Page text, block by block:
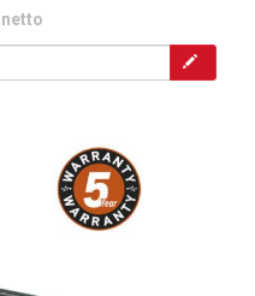
netto